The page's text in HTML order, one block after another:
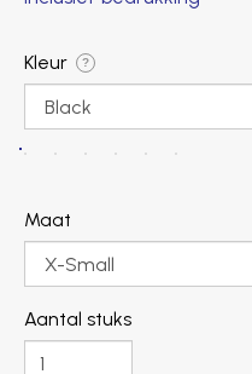
Kleur ?
Maat
Aantal stuks